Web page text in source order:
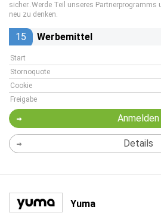
sicher..Werde Teil unseres Partnerprogramms
neu zu denken.
15 Werbemittel
Start
Stornoquote
Cookie
Freigabe
Anmelden
Details
Yuma